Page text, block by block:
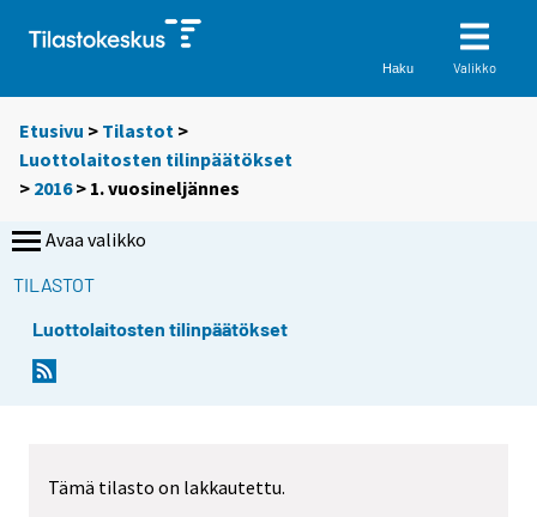
Haku Valikko
Etusivu > Tilastot >
Luottolaitosten tilinpäätökset
> 2016> 1. vuosineljännes
Avaa valikko
TILASTOT
Luottolaitosten tilinpäätökset
Tämä tilasto on lakkautettu.